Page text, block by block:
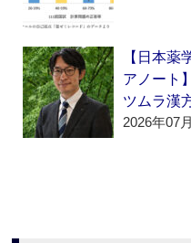
【日本薬
アノート
ツムラ漢
2026年07